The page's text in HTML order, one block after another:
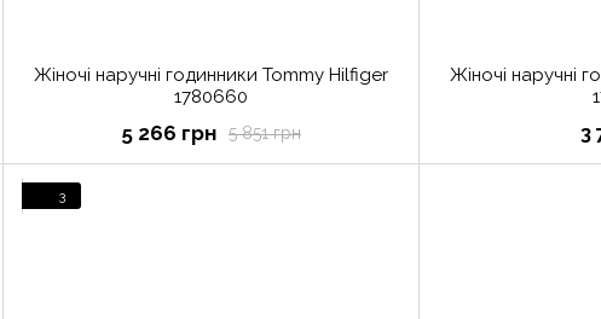
Жіночі наручні годинники Tommy Hilfiger
1780660
5 851 грн
5 266 грн
Жіночі наручні
3
3